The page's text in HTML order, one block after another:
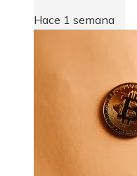
Hace 1 semana